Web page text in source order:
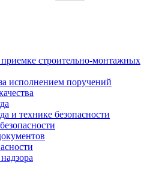
приемке строительно-монтажных
исполнением поручений
и технике безопасности